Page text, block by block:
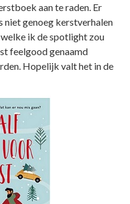
aan te raden. Er
niet genoeg kerstverhalen
ik de spotlight zou
feelgood genaamd
Hopelijk valt het in de